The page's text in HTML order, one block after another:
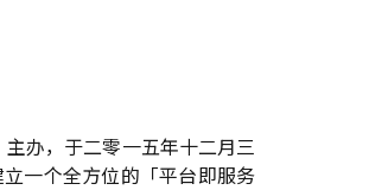
办，于二零一五年十二月三
一个全方位的「平台即服务